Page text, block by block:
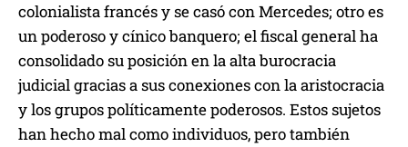
colonialista francés y se casó con Mercedes; otro es
un poderoso y cínico banquero; el fiscal general ha
consolidado su posición en la alta burocracia
judicial gracias a sus conexiones con la aristocracia
y los grupos políticamente poderosos. Estos sujetos
han hecho mal como individuos, pero también